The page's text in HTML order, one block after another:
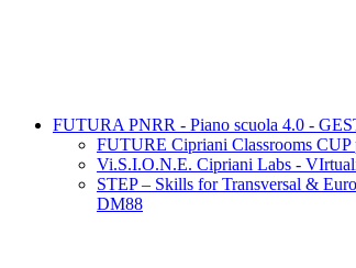
FUTURA PNRR - Piano scuola 4.0 -
FUTURE Cipriani Classrooms
Vi.S.I.O.N.E. Cipriani Labs -
STEP – Skills for Transversal &
DM88